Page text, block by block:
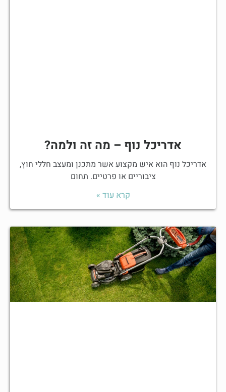
אדריכל נוף – מה זה ולמה?
אדריכל נוף הוא איש מקצוע אשר מתכנן ומעצב חללי חוץ,
ציבוריים או פרטיים. תחום
קרא עוד »